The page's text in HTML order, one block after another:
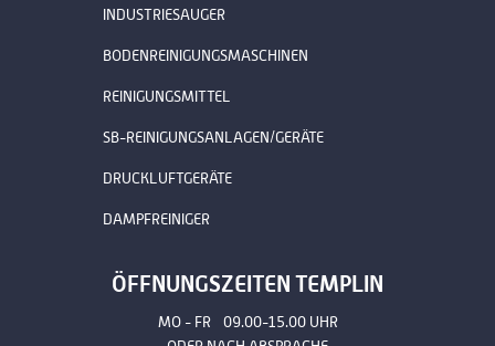
INDUSTRIESAUGER
BODENREINIGUNGSMASCHINEN
REINIGUNGSMITTEL
SB-REINIGUNGSANLAGEN/GERÄTE
DRUCKLUFTGERÄTE
DAMPFREINIGER
ÖFFNUNGSZEITEN TEMPLIN
MO - FR 09.00-15.00 UHR